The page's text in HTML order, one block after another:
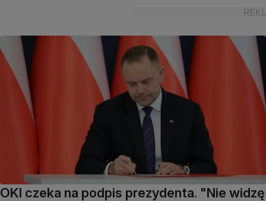
OKI czeka na podpis prezydenta. "Nie widzę